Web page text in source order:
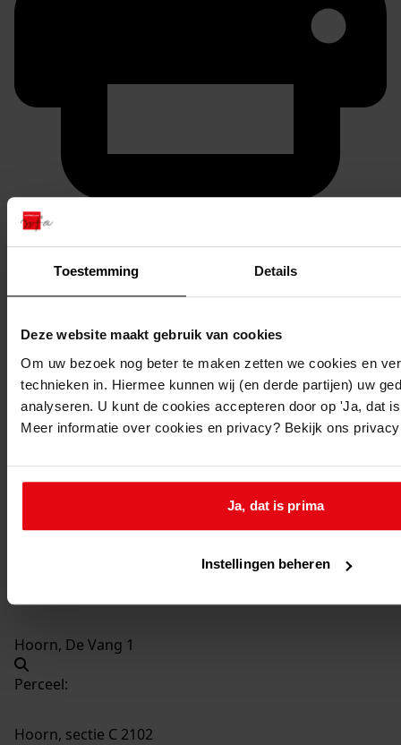
Toestemming Details
Deze website maakt gebruik van cookies
Om uw bezoek nog beter te maken zetten we cookies en
technieken in. Hiermee kunnen wij (en derde partijen) uw
analyseren. U kunt de cookies accepteren door op 'Ja, dat
Meer informatie over cookies en privacy? Bekijk ons
Ja, dat is prima
Instellingen beheren
Printen
duurzaam webadres
Inventaris
3001 - 4000
3893 Plaatsen van een dakkapel, 2001
2001
Hoorn, De Vang 1
Perceel:
Hoorn, sectie C 2102